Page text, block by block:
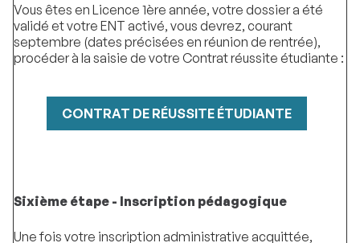
Vous êtes en Licence 1ère année, votre dossier a été
validé et votre ENT activé, vous devrez, courant
septembre (dates précisées en réunion de rentrée),
procéder à la saisie de votre Contrat réussite étudiante :
CONTRAT DE RÉUSSITE ÉTUDIANTE
Sixième étape - Inscription pédagogique
Une fois votre inscription administrative acquittée,